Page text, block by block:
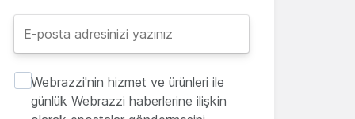
Webrazzi'nin hizmet ve ürünleri ile
günlük Webrazzi haberlerine ilişkin